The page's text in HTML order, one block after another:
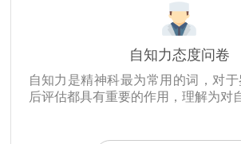
自知力态度问卷
自知力是精神科最为常用的词，对
后评估都具有重要的作用，理解为对